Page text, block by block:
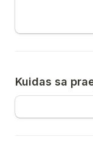
Kuidas sa